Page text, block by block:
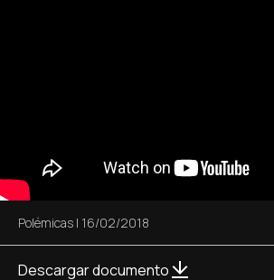
Polémicas | 16/02/2018
Descargar documento